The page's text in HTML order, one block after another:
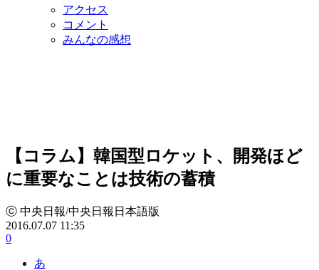
アクセス
コメント
みんなの感想
【コラム】韓国型ロケット、開発ほど
に重要なことは技術の蓄積
ⓒ 中央日報/中央日報日本語版
2016.07.07 11:35
0
あ